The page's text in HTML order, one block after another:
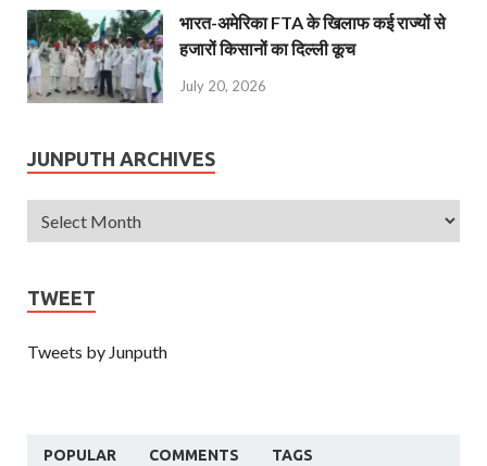
भारत-अमेरिका FTA के खिलाफ कई राज्यों से
हजारों किसानों का दिल्ली कूच
July 20, 2026
JUNPUTH ARCHIVES
TWEET
Tweets by Junputh
POPULAR COMMENTS TAGS